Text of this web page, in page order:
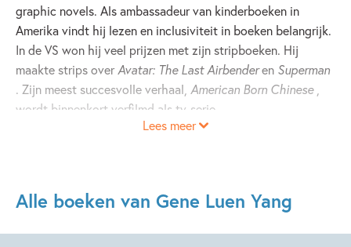
graphic novels. Als ambassadeur van kinderboeken in
Amerika vindt hij lezen en inclusiviteit in boeken belangrijk.
In de VS won hij veel prijzen met zijn stripboeken. Hij
maakte strips overAvatar: The Last Airbenderen Superman
. Zijn meest succesvolle verhaal, American Born Chinese
wordt binnenkort verfilmd als tv-serie.
Lees meer
Alle boeken van Gene Luen Yang